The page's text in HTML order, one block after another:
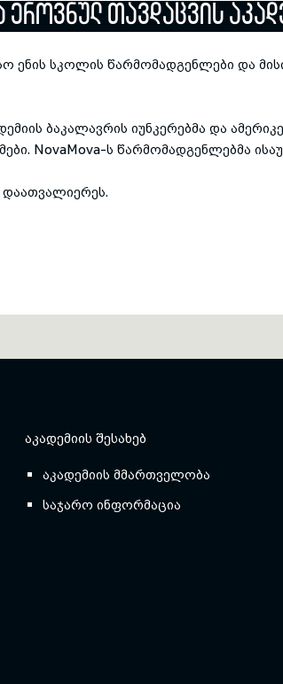
ᲗᲐᲕᲓᲐᲪᲕᲘᲡ
სკოლის წარმომადგენლები და
ბაკალავრის იუნკერებმა და
NovaMova-ს წარმომადგენლებმა
დაათვალიერეს.
ᲐᲙᲐᲓᲔᲛᲘᲘᲡ ᲨᲔᲡᲐᲮᲔᲑ
აკადემიის მმართველობა
საჯარო ინფორმაცია